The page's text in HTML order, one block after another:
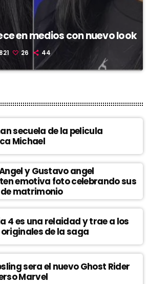
en medios con nuevo look
821 26 44
secuela de la pelicula
Michael
y Gustavo angel
emotiva foto celebrando sus
matrimonio
4 es una relaidad y trae a los
de la saga
sera el nuevo Ghost Rider
Marvel